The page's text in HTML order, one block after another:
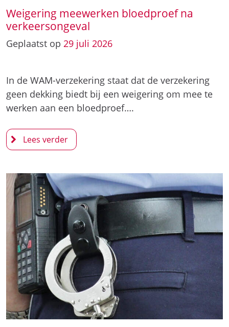
Weigering meewerken bloedproef na
verkeersongeval
Geplaatst op 29 juli 2026
In de WAM-verzekering staat dat de verzekering
geen dekking biedt bij een weigering om mee te
werken aan een bloedproef….